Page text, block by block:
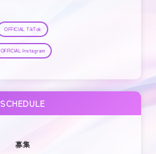
OFFICIAL TikTok
OFFICIAL Instagram
SCHEDULE
募集